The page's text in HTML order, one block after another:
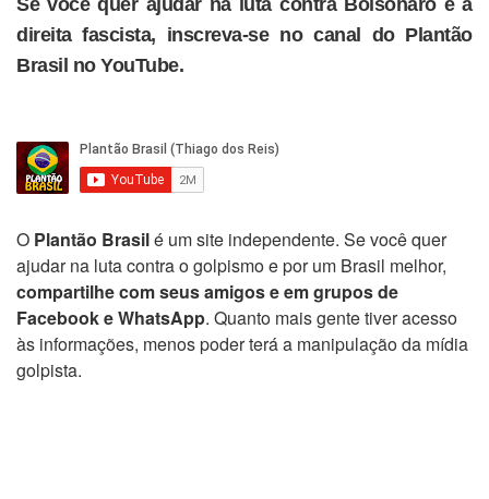
Se você quer ajudar na luta contra Bolsonaro e a
direita fascista, inscreva-se no canal do Plantão
Brasil no YouTube.
O Plantão Brasilé um site independente. Se você quer
ajudar na luta contra o golpismo e por um Brasil melhor,
compartilhe com seus amigos e em grupos de
Facebook e WhatsApp. Quanto mais gente tiver acesso
às informações, menos poder terá a manipulação da mídia
golpista.